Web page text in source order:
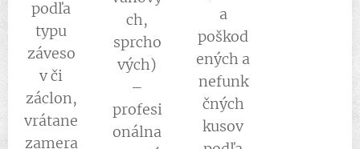
podľa
typu
záveso
v či
záclon,
vrátane
zamera
ch,
sprcho
vých)
–
profesi
onálna
a
poškod
ených a
nefunk
čných
kusov